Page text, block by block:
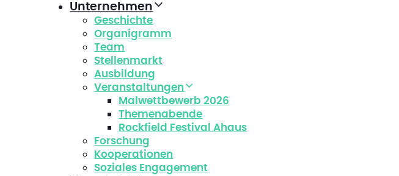
Unternehmen
Geschichte
Organigramm
Team
Stellenmarkt
Ausbildung
Veranstaltungen
Malwettbewerb 2026
Themenabende
Rockfield Festival Ahaus
Forschung
Kooperationen
Soziales Engagement